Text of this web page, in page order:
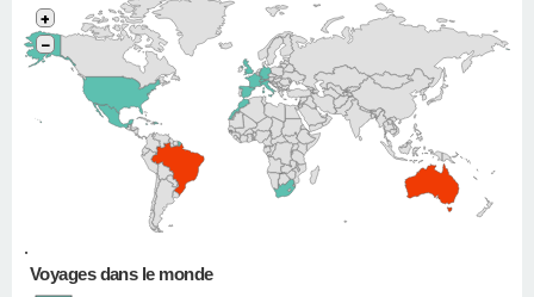
•
+
−
Voyages dans le monde